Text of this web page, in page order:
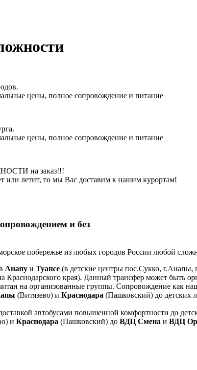
цены, полное сопровождение и питание
цены, полное сопровождение и питание
на заказ!!!
или летит, то мы Вас доставим к нашим курортам!
и без
побережье из любых городов России любой
Анапу и Туапсе (в детские центры пос.Сукко,
Краснодарского края). Данный трансфер может быть
на организованные группы. Сопровождение как
(Витязево) и Краснодара (Пашковский) до детских
автобусами повышенной комфортности до
и Краснодара (Пашковский) до ВДЦ Смена и ВДЦ